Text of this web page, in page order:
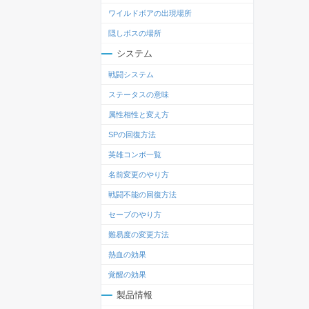
ワイルドボアの出現場所
隠しボスの場所
システム
戦闘システム
ステータスの意味
属性相性と変え方
SPの回復方法
英雄コンボ一覧
名前変更のやり方
戦闘不能の回復方法
セーブのやり方
難易度の変更方法
熱血の効果
覚醒の効果
製品情報